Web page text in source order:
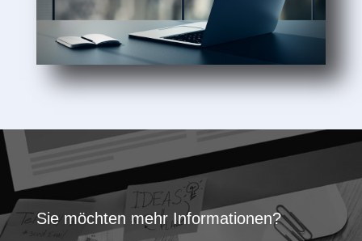
Sie möchten mehr Informationen?